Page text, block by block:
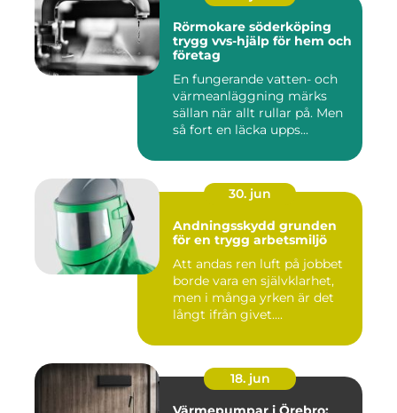
Rörmokare söderköping
trygg vvs-hjälp för hem och
företag
En fungerande vatten- och
värmeanläggning märks
sällan när allt rullar på. Men
så fort en läcka upps...
30. jun
Andningsskydd grunden
för en trygg arbetsmiljö
Att andas ren luft på jobbet
borde vara en självklarhet,
men i många yrken är det
långt ifrån givet....
18. jun